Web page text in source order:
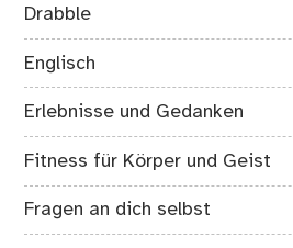
Drabble
Englisch
Erlebnisse und Gedanken
Fitness für Körper und Geist
Fragen an dich selbst